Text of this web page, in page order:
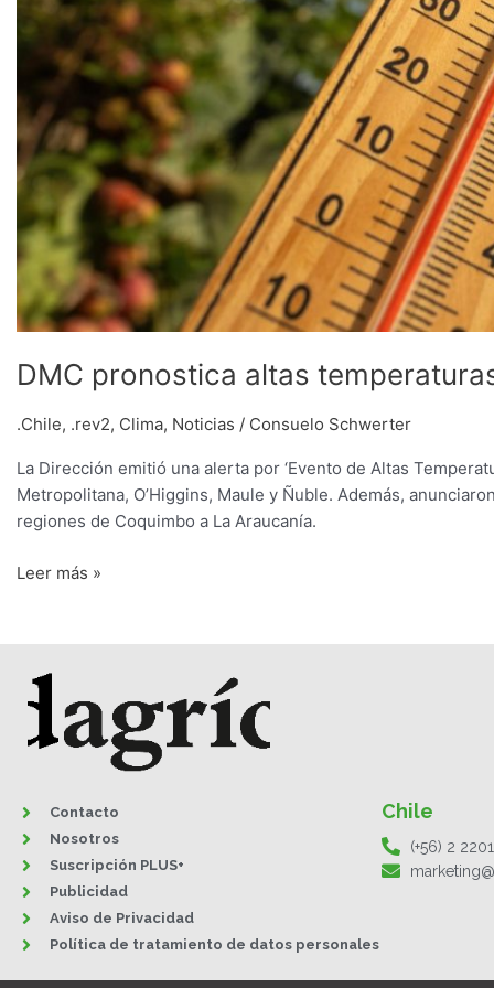
DMC pronostica altas
.Chile, .rev2, Clima, Noticias / Consuelo Schwerter
La Dirección emitió una alerta por ‘Evento de Altas
Metropolitana, O’Higgins, Maule y Ñuble. Además,
regiones de Coquimbo a La Araucanía.
Leer más »
Contacto
Nosotros
Suscripción PLUS+
Publicidad
Aviso de Privacidad
Política de tratamiento de datos personales
Chile
(+56) 2